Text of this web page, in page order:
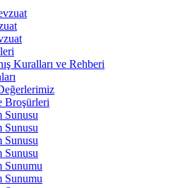
Kuralları ve Rehberi
Broşürleri
Sunusu
Sunusu
Sunusu
Sunusu
Sunumu
Sunumu